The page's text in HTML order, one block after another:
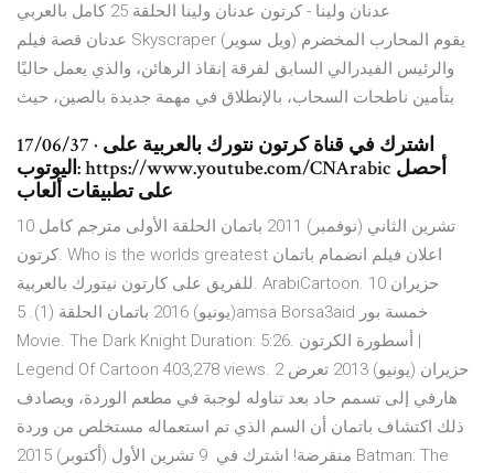
عدنان ولينا - كرتون عدنان ولينا الحلقة 25 كامل بالعربي
عدنان قصة فيلم Skyscraper يقوم المحارب المخضرم (ويل سوير)
والرئيس الفيدرالي السابق لفرقة إنقاذ الرهائن، والذي يعمل حاليًا
بتأمين ناطحات السحاب، بالإنطلاق في مهمة جديدة بالصين، حيث
17/06/37 · اشترك في قناة كرتون نتورك بالعربية على
اليوتوب: https://www.youtube.com/CNArabic أحصل
على تطبيقات ألعاب
10 تشرين الثاني (نوفمبر) 2011 باتمان الحلقة الأولى مترجم كامل
كرتون. Who is the worlds greatest اعلان فيلم انضمام باتمان
للفريق على كارتون نيتورك بالعربية. ArabiCartoon. 10 حزيران
(يونيو) 2016 باتمان الحلقة (1). 5amsa Borsa3aid خمسة بور
Movie. The Dark Knight Duration: 5:26. أسطورة الكرتون |
Legend Of Cartoon 403,278 views. 2 حزيران (يونيو) 2013 تعرض
هارفي إلى تسمم حاد بعد تناوله لوجبة في مطعم الوردة، ويصادف
ذلك اكتشاف باتمان أن السم الذي تم استعماله مستخلص من وردة
منقرضة! اشترك في 9 تشرين الأول (أكتوبر) 2015 Batman: The